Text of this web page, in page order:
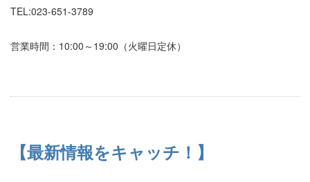
TEL:023-651-3789
営業時間：10:00～19:00（火曜日定休）
【最新情報をキャッチ！】